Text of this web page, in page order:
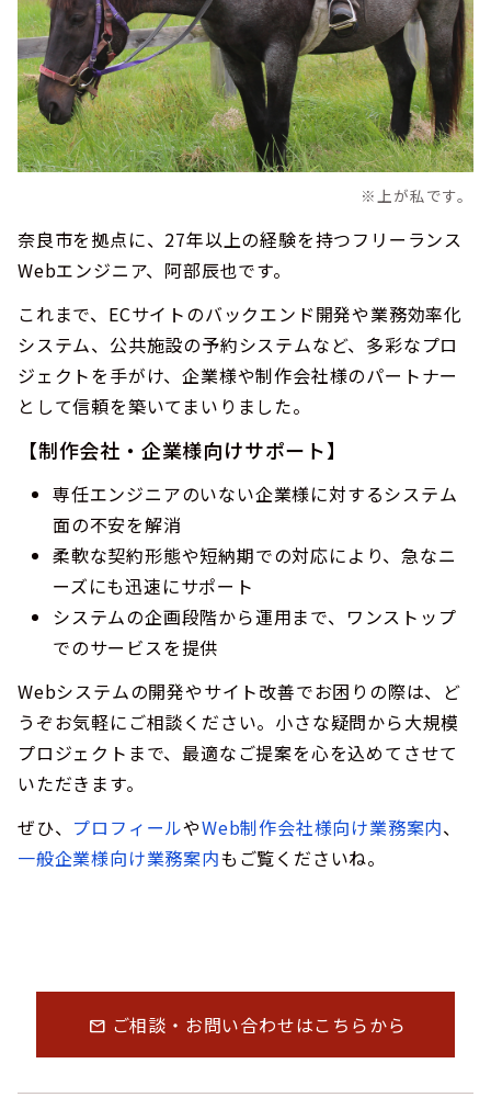
※上が私です。
奈良市を拠点に、27年以上の経験を持つフリーランス
Webエンジニア、阿部辰也です。
これまで、ECサイトのバックエンド開発や業務効率化
システム、公共施設の予約システムなど、多彩なプロ
ジェクトを手がけ、企業様や制作会社様のパートナー
として信頼を築いてまいりました。
【制作会社・企業様向けサポート】
専任エンジニアのいない企業様に対するシステム
面の不安を解消
柔軟な契約形態や短納期での対応により、急なニ
ーズにも迅速にサポート
システムの企画段階から運用まで、ワンストップ
でのサービスを提供
Webシステムの開発やサイト改善でお困りの際は、ど
うぞお気軽にご相談ください。小さな疑問から大規模
プロジェクトまで、最適なご提案を心を込めてさせて
いただきます。
ぜひ、 プロフィールやWeb制作会社様向け業務案内、
一般企業様向け業務案内もご覧くださいね。
mail ご相談・お問い合わせはこちらから